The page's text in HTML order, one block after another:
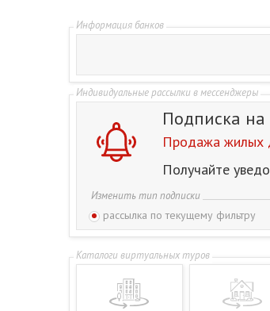
Подписка на
Продажа жилых
Получайте
Изменить тип подписки
рассылка по текущему фильтру